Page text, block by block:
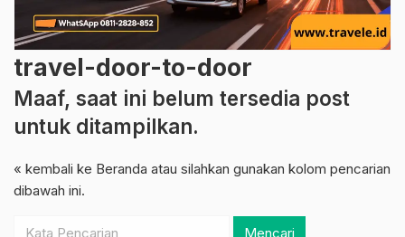
travel-door-to-door
Maaf, saat ini belum tersedia post
untuk ditampilkan.
« kembali ke Beranda atau silahkan gunakan kolom pencarian
dibawah ini.
Mencari